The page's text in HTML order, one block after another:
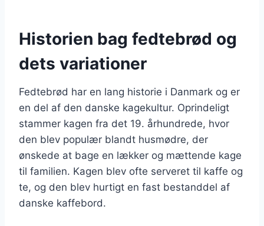
Historien bag fedtebrød og
dets variationer
Fedtebrød har en lang historie i Danmark og er
en del af den danske kagekultur. Oprindeligt
stammer kagen fra det 19. århundrede, hvor
den blev populær blandt husmødre, der
ønskede at bage en lækker og mættende kage
til familien. Kagen blev ofte serveret til kaffe og
te, og den blev hurtigt en fast bestanddel af
danske kaffebord.